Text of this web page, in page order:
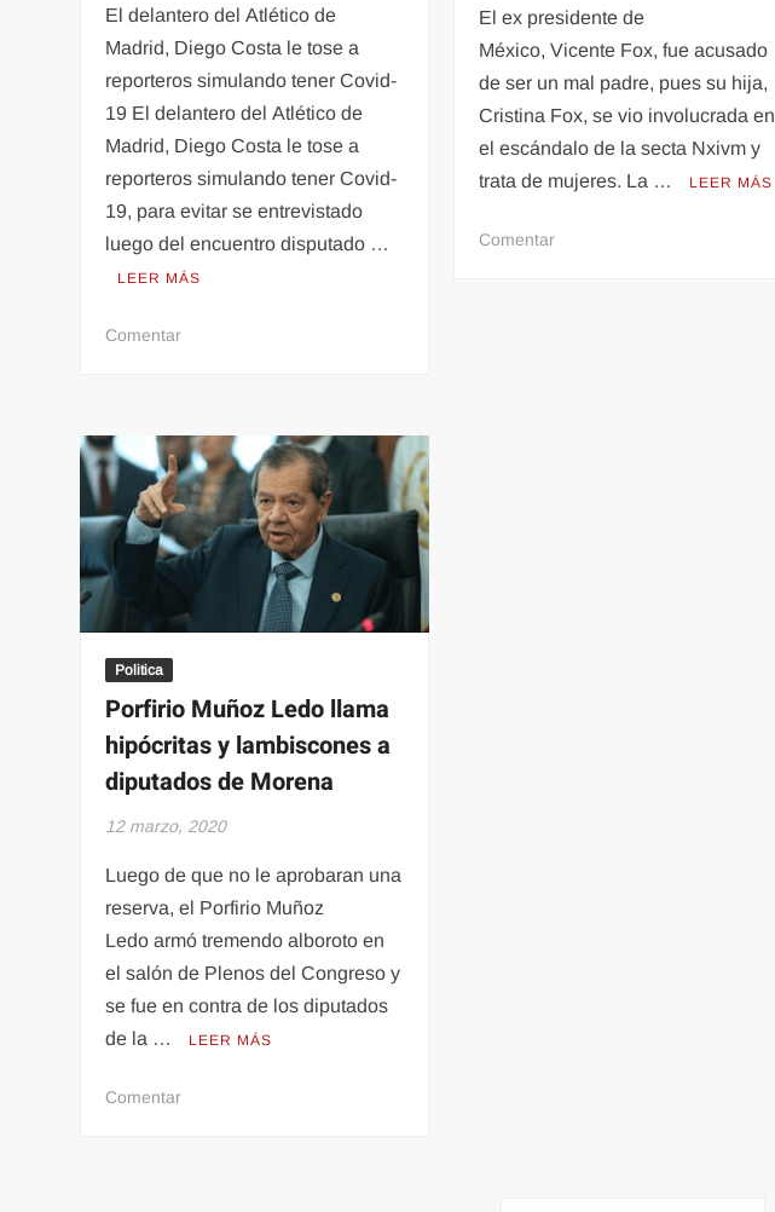
El delantero del Atlético de
Madrid, Diego Costa le tose a
reporteros simulando tener Covid-
19 El delantero del Atlético de
Madrid, Diego Costa le tose a
reporteros simulando tener Covid-
19, para evitar se entrevistado
luego del encuentro disputado …
LEER MÁS
Comentaren
hace
BROMITA
a
reporteros
con
19
El ex presidente de
México, Vicente Fox, fue acusado
de ser un mal padre, pues su hija,
Cristina Fox, se vio involucrada en
el escándalo de la secta Nxivm y
trata de mujeres. La …
LEER MÁS
Comentaren
Politica
Porfirio Muñoz Ledo llama
hipócritas y lambiscones a
diputados de Morena
12 marzo, 2020
Luego de que no le aprobaran una
reserva, el Porfirio Muñoz
Ledo armó tremendo alboroto en
el salón de Plenos del Congreso y
se fue en contra de los diputados
de la …
LEER MÁS
Comentaren